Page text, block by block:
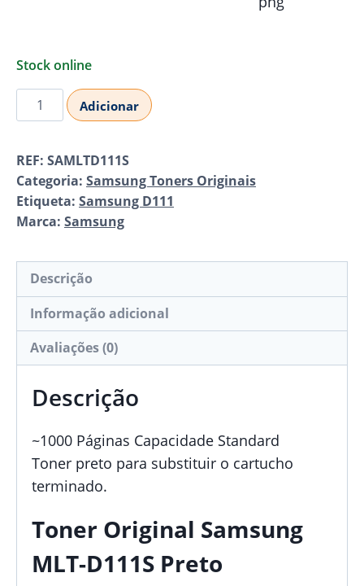
Stock online
Quantidade
de
MLT-
D111S
Toner
Adicionar
REF: SAMLTD111S
Categoria: Samsung Toners Originais
Etiqueta: Samsung D111
Marca: Samsung
Descrição
Informação adicional
Avaliações (0)
Descrição
~1000 Páginas Capacidade Standard
Toner preto para substituir o cartucho
terminado.
Toner Original Samsung
MLT-D111S Preto